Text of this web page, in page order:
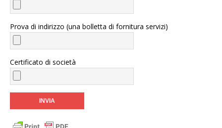
Prova di indirizzo (una bolletta di fornitura servizi)
Certificato di società